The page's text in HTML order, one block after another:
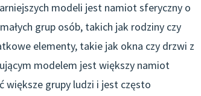
modeli jest namiot sferyczny o
grup osób, takich jak rodziny czy
elementy, takie jak okna czy drzwi z
modelem jest większy namiot
większe grupy ludzi i jest często